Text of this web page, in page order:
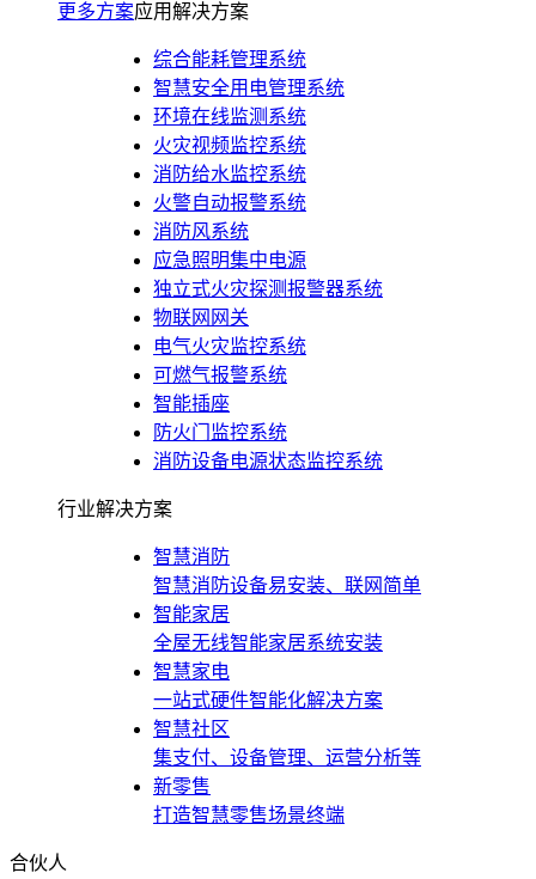
更多方案应用解决方案
综合能耗管理系统
智慧安全用电管理系统
环境在线监测系统
火灾视频监控系统
消防给水监控系统
火警自动报警系统
消防风系统
应急照明集中电源
独立式火灾探测报警器系统
物联网网关
电气火灾监控系统
可燃气报警系统
智能插座
防火门监控系统
消防设备电源状态监控系统
行业解决方案
智慧消防
智慧消防设备易安装、联网简单
智能家居
全屋无线智能家居系统安装
智慧家电
一站式硬件智能化解决方案
智慧社区
集支付、设备管理、运营分析等
新零售
打造智慧零售场景终端
合伙人